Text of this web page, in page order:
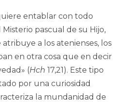
entablar con todo
pascual de su Hijo,
a los atenienses, los
en otra cosa que en decir
(Hch 17,21). Este tipo
por una curiosidad
la mundanidad de